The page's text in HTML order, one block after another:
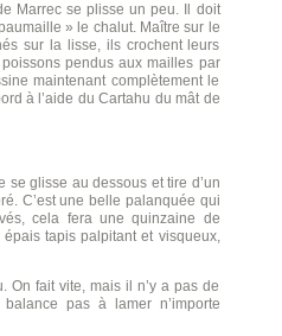
Marrec se plisse un peu. Il doit
» le chalut. Maître sur le
sur la lisse, ils crochent leurs
pendus aux mailles par
maintenant complètement le
à l’aide du Cartahu du mât de
se glisse au dessous et tire d’un
C’est une belle palanquée qui
cela fera une quinzaine de
tapis palpitant et visqueux,
On fait vite, mais il n’y a pas de
pas à lamer n’importe